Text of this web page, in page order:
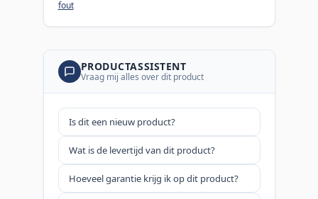
fout
PRODUCTASSISTENT
Vraag mij alles over dit product
Is dit een nieuw product?
Wat is de levertijd van dit product?
Hoeveel garantie krijg ik op dit product?